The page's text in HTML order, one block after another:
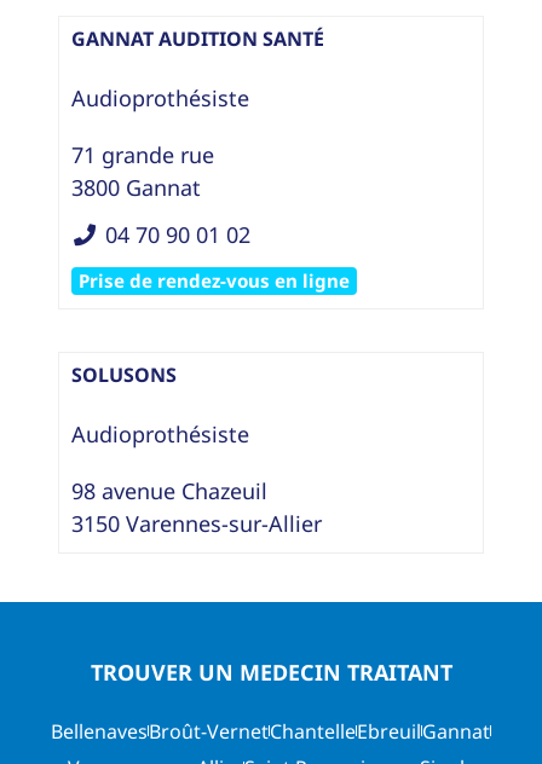
GANNAT AUDITION SANTÉ
Audioprothésiste
71 grande rue
3800 Gannat
04 70 90 01 02
Prise de rendez-vous en ligne
SOLUSONS
Audioprothésiste
98 avenue Chazeuil
3150 Varennes-sur-Allier
TROUVER UN MEDECIN TRAITANT
BellenavesBroût-VernetChantelleEbreuilGannat